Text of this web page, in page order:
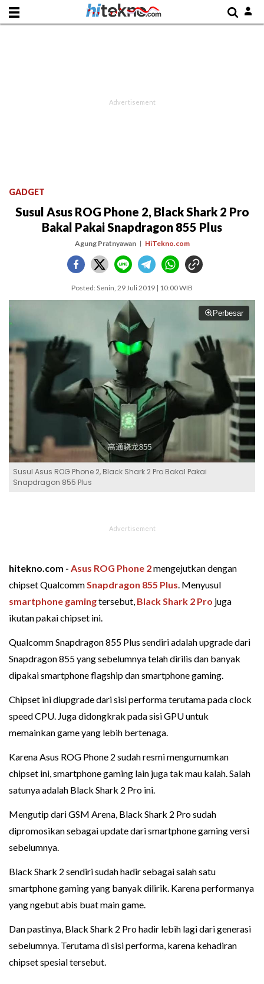
GADGET
Susul Asus ROG Phone 2, Black Shark 2 Pro
Bakal Pakai Snapdragon 855 Plus
Agung Pratnyawan HiTekno.com
Posted: Senin, 29 Juli 2019 | 10:00 WIB
Perbesar
Susul Asus ROG Phone 2, Black Shark 2 Pro Bakal Pakai
Snapdragon 855 Plus
hitekno.com - Asus ROG Phone 2mengejutkan dengan
chipset QualcommSnapdragon 855 Plus. Menyusul
smartphone gamingtersebut, Black Shark 2 Pro juga
ikutan pakai chipset ini.
Qualcomm Snapdragon 855 Plus sendiri adalah upgrade dari
Snapdragon 855 yang sebelumnya telah dirilis dan banyak
dipakai smartphone flagship dan smartphone gaming.
Chipset ini diupgrade dari sisi performa terutama pada clock
speed CPU. Juga didongkrak pada sisi GPU untuk
memainkan game yang lebih bertenaga.
Karena Asus ROG Phone 2 sudah resmi mengumumkan
chipset ini, smartphone gaming lain juga tak mau kalah. Salah
satunya adalah Black Shark 2 Pro ini.
Mengutip dari GSM Arena, Black Shark 2 Pro sudah
dipromosikan sebagai update dari smartphone gaming versi
sebelumnya.
Black Shark 2 sendiri sudah hadir sebagai salah satu
smartphone gaming yang banyak dilirik. Karena performanya
yang ngebut abis buat main game.
Dan pastinya, Black Shark 2 Pro hadir lebih lagi dari generasi
sebelumnya. Terutama di sisi performa, karena kehadiran
chipset spesial tersebut.